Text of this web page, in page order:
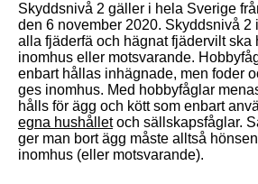
Skyddsnivå 2 gäller i hela Sverige
den 6 november 2020. Skyddsnivå 2
alla fjäderfä och hägnat fjädervilt ska
inomhus eller motsvarande.
enbart hållas inhägnade, men foder
ges inomhus. Med hobbyfåglar
hålls för ägg och kött som enbart
egna hushålletoch sällskapsfåglar.
ger man bort ägg måste alltså
inomhus (eller motsvarande).